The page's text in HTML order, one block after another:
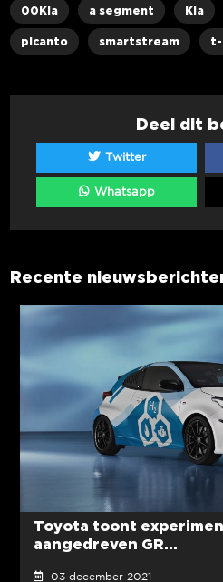
00Kia a segment Kia
picanto smartstream t-
Deel dit
Twitter
Whatsapp
Recente
Toyota toont
aangedreven GR...
03 december 2021